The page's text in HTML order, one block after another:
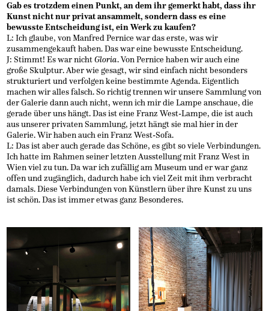
Gab es trotzdem einen Punkt, an dem ihr gemerkt habt, dass ihr
Kunst nicht nur privat ansammelt, sondern dass es eine
bewusste Entscheidung ist, ein Werk zu kaufen?
L: Ich glaube, von Manfred Pernice war das erste, was wir
zusammengekauft haben. Das war eine bewusste Entscheidung.
J: Stimmt! Es war nichtGloria. Von Pernice haben wir auch eine
große Skulptur. Aber wie gesagt, wir sind einfach nicht besonders
strukturiert und verfolgen keine bestimmte Agenda. Eigentlich
machen wir alles falsch. So richtig trennen wir unsere Sammlung von
der Galerie dann auch nicht, wenn ich mir die Lampe anschaue, die
gerade über uns hängt. Das ist eine Franz West-Lampe, die ist auch
aus unserer privaten Sammlung, jetzt hängt sie mal hier in der
Galerie. Wir haben auch ein Franz West-Sofa.
L: Das ist aber auch gerade das Schöne, es gibt so viele Verbindungen.
Ich hatte im Rahmen seiner letzten Ausstellung mit Franz West in
Wien viel zu tun. Da war ich zufällig am Museum und er war ganz
offen und zugänglich, dadurch habe ich viel Zeit mit ihm verbracht
damals. Diese Verbindungen von Künstlern über ihre Kunst zu uns
ist schön. Das ist immer etwas ganz Besonderes.